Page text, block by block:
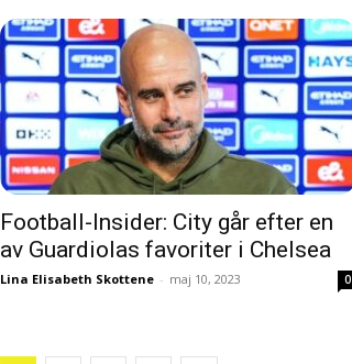
Football-Insider: City går efter en
av Guardiolas favoriter i Chelsea
Lina Elisabeth Skottene - maj 10, 2023 0